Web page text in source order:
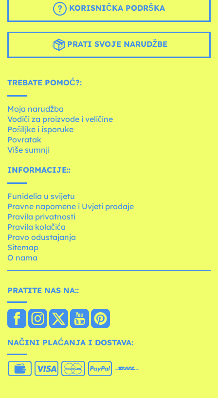
KORISNIČKA PODRŠKA
PRATI SVOJE NARUDŽBE
TREBATE POMOĆ?:
Moja narudžba
Vodiči za proizvode i veličine
Pošiljke i isporuke
Povratak
Više sumnji
INFORMACIJE::
Funidelia u svijetu
Pravne napomene i Uvjeti prodaje
Pravila privatnosti
Pravila kolačića
Pravo odustajanja
Sitemap
O nama
PRATITE NAS NA::
NAČINI PLAĆANJA I DOSTAVA: